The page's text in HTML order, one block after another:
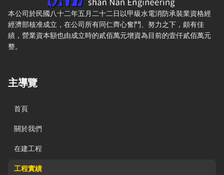
本公司於民國八十二年五月二十二日以甲級水電消防承裝業資格經
經濟部核准成立，在公司所有同仁齊心奮鬥、努力之下，頗有佳
績，營業資本額也由成立時的貳佰萬元增資為目前的壹仟貳佰萬元
整。
主導覽
首頁
關於我們
在建工程
工程實績